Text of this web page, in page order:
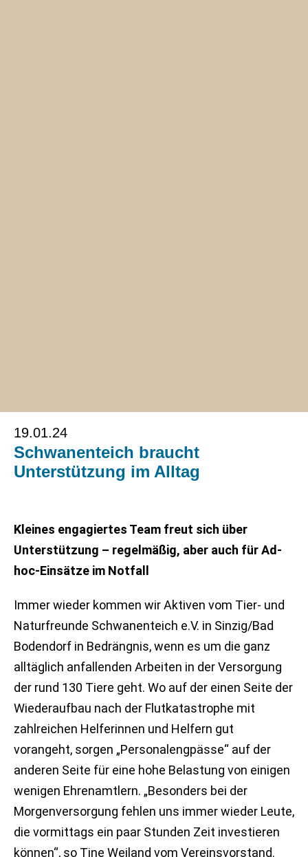
19.01.24
Schwanenteich braucht
Unterstützung im Alltag
Kleines engagiertes Team freut sich über
Unterstützung – regelmäßig, aber auch für Ad-
hoc-Einsätze im Notfall
Immer wieder kommen wir Aktiven vom Tier- und
Naturfreunde Schwanenteich e.V. in Sinzig/Bad
Bodendorf in Bedrängnis, wenn es um die ganz
alltäglich anfallenden Arbeiten in der Versorgung
der rund 130 Tiere geht. Wo auf der einen Seite der
Wiederaufbau nach der Flutkatastrophe mit
zahlreichen Helferinnen und Helfern gut
vorangeht, sorgen „Personalengpässe“ auf der
anderen Seite für eine hohe Belastung von einigen
wenigen Ehrenamtlern. „Besonders bei der
Morgenversorgung fehlen uns immer wieder Leute,
die vormittags ein paar Stunden Zeit investieren
können“, so Tine Weiland vom Vereinsvorstand.